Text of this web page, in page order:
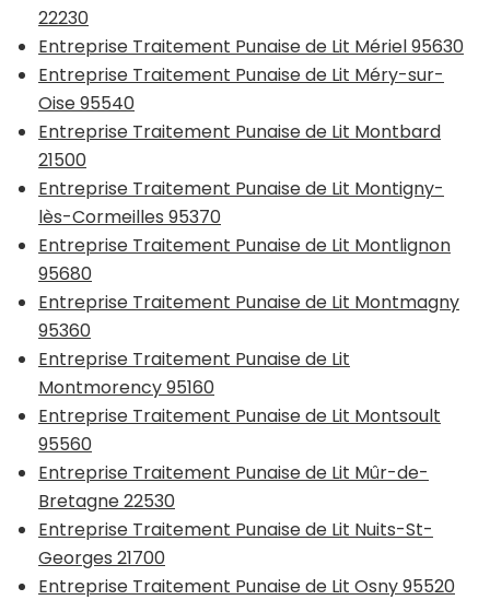
22230
Entreprise Traitement Punaise de Lit Mériel 95630
Entreprise Traitement Punaise de Lit Méry-sur-
Oise 95540
Entreprise Traitement Punaise de Lit Montbard
21500
Entreprise Traitement Punaise de Lit Montigny-
lès-Cormeilles 95370
Entreprise Traitement Punaise de Lit Montlignon
95680
Entreprise Traitement Punaise de Lit Montmagny
95360
Entreprise Traitement Punaise de Lit
Montmorency 95160
Entreprise Traitement Punaise de Lit Montsoult
95560
Entreprise Traitement Punaise de Lit Mûr-de-
Bretagne 22530
Entreprise Traitement Punaise de Lit Nuits-St-
Georges 21700
Entreprise Traitement Punaise de Lit Osny 95520